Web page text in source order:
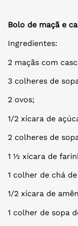
Bolo de maçã e
Ingredientes:
2 maçãs com
3 colheres de
2 ovos;
1/2 xícara de
2 colheres de
1 ½ xícara de
1 colher de chá
1/2 xícara de
1 colher de sopa